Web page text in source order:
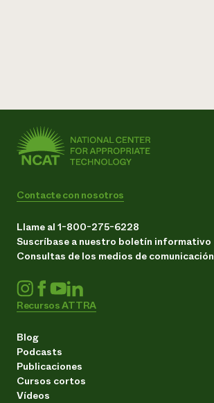
Contacte con nosotros
Llame al 1-800-275-6228
Suscríbase a nuestro boletín informativo
Consultas de los medios de comunicación
Recursos ATTRA
Blog
Podcasts
Publicaciones
Cursos cortos
Vídeos